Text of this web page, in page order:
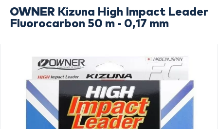
OWNER Kizuna High Impact Leader
Fluorocarbon 50 m - 0,17 mm